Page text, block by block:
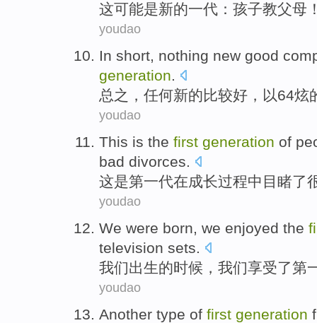
这可能是新的一代： 孩子教父母
youdao
In short, nothing new good
generation.
总之 ， 任何新的比较好 ， 以64炫
youdao
This is the first generation of
bad divorces.
这是第一代在成长过程中目睹了
youdao
We were born, we enjoyed the
television sets.
我们出生的时候，我们享受了第
youdao
Another type of first generation